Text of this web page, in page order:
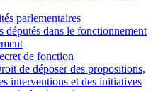
parlementaires
députés dans le fonctionnement
de fonction
de déposer des propositions,
interventions et des initiatives